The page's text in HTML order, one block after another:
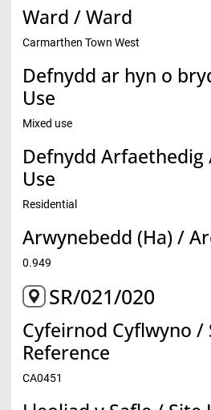
Ward / Ward
Carmarthen Town West
Defnydd ar hyn o
Use
Mixed use
Defnydd Arfaethedig
Use
Residential
Arwynebedd (Ha) /
0.949
SR/021/020
Cyfeirnod Cyflwyno /
Reference
CA0451